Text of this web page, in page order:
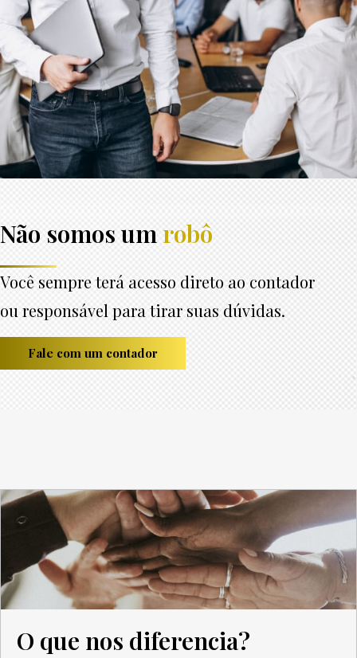
Não somos umrobô
Você sempre terá acesso direto ao contador
ou responsável para tirar suas dúvidas.
Fale com um contador
O que nos diferencia?